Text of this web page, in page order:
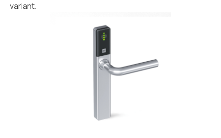
variant.